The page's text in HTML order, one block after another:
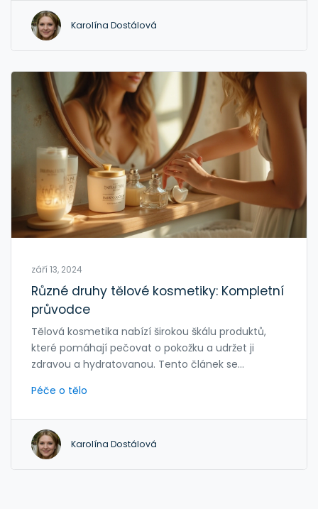
obyčejné vyhazování zpříjemní. Každý krok ke
správnému třídění má smysl – šetří planetu i vaše
peněženky.
Karolína Dostálová
září 13, 2024
Různé druhy tělové kosmetiky: Kompletní
průvodce
Tělová kosmetika nabízí širokou škálu produktů,
které pomáhají pečovat o pokožku a udržet ji
zdravou a hydratovanou. Tento článek se
účinky a použití. Od hydratačních krémů po tělové
Přinášíme vám také užitečné tipy pro výběr
správného produktu pro váš typ pokožky.
Péče o tělo
Karolína Dostálová